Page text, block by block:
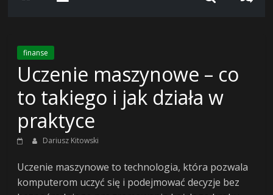
Living
–
portal
o
finansach
finanse
Uczenie maszynowe – co
to takiego i jak działa w
praktyce
Dariusz Kitowski
Uczenie maszynowe to technologia, która pozwala
komputerom uczyć się i podejmować decyzje bez